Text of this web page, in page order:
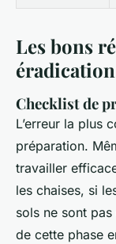
Les bons
Checklist de
L’erreur la plus
préparation.
travailler
les chaises, si
sols ne sont
de cette phase